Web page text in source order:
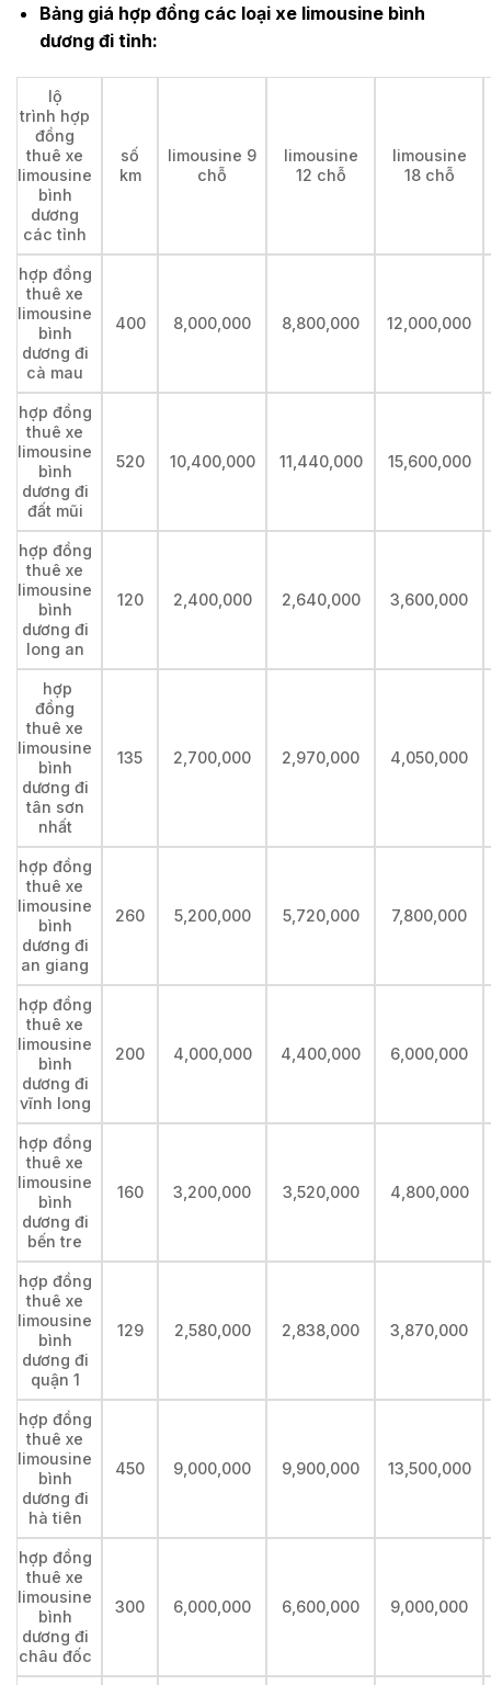
Bảng giá hợp đồng các loại xe limousine bình
dương đi tỉnh:
lộ
trình hợp
đồng
thuê xe
limousine
bình
dương
các tỉnh
số
km
limousine 9
chỗ
limousine
12 chỗ
limousine
18 chỗ
hợp đồng
thuê xe
limousine
bình
dương đi
cà mau
400 8,000,000 8,800,000 12,000,000
hợp đồng
thuê xe
limousine
bình
dương đi
đất mũi
520 10,400,000 11,440,000 15,600,000
hợp đồng
thuê xe
limousine
bình
dương đi
long an
120 2,400,000 2,640,000 3,600,000
hợp
đồng
thuê xe
limousine
bình
dương đi
tân sơn
nhất
135 2,700,000 2,970,000 4,050,000
hợp đồng
thuê xe
limousine
bình
dương đi
an giang
260 5,200,000 5,720,000 7,800,000
hợp đồng
thuê xe
limousine
bình
dương đi
vĩnh long
200 4,000,000 4,400,000 6,000,000
hợp đồng
thuê xe
limousine
bình
dương đi
bến tre
160 3,200,000 3,520,000 4,800,000
hợp đồng
thuê xe
limousine
bình
dương đi
quận 1
129 2,580,000 2,838,000 3,870,000
hợp đồng
thuê xe
limousine
bình
dương đi
hà tiên
450 9,000,000 9,900,000 13,500,000
hợp đồng
thuê xe
limousine
bình
dương đi
châu đốc
300 6,000,000 6,600,000 9,000,000